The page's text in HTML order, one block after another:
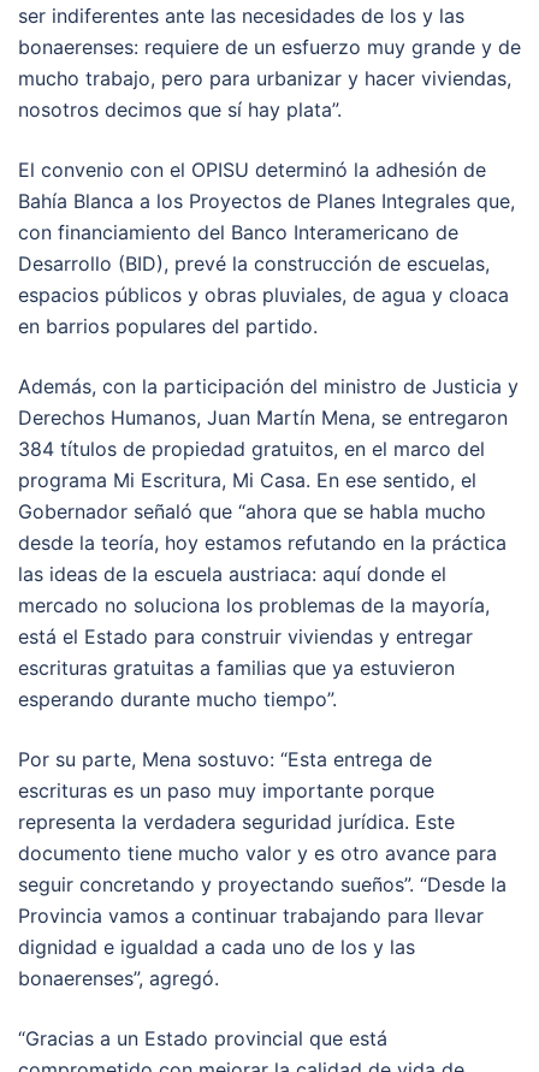
ser indiferentes ante las necesidades de los y las
bonaerenses: requiere de un esfuerzo muy grande y de
mucho trabajo, pero para urbanizar y hacer viviendas,
nosotros decimos que sí hay plata”.
El convenio con el OPISU determinó la adhesión de
Bahía Blanca a los Proyectos de Planes Integrales que,
con financiamiento del Banco Interamericano de
Desarrollo (BID), prevé la construcción de escuelas,
espacios públicos y obras pluviales, de agua y cloaca
en barrios populares del partido.
Además, con la participación del ministro de Justicia y
Derechos Humanos, Juan Martín Mena, se entregaron
384 títulos de propiedad gratuitos, en el marco del
programa Mi Escritura, Mi Casa. En ese sentido, el
Gobernador señaló que “ahora que se habla mucho
desde la teoría, hoy estamos refutando en la práctica
las ideas de la escuela austriaca: aquí donde el
mercado no soluciona los problemas de la mayoría,
está el Estado para construir viviendas y entregar
escrituras gratuitas a familias que ya estuvieron
esperando durante mucho tiempo”.
Por su parte, Mena sostuvo: “Esta entrega de
escrituras es un paso muy importante porque
representa la verdadera seguridad jurídica. Este
documento tiene mucho valor y es otro avance para
seguir concretando y proyectando sueños”. “Desde la
Provincia vamos a continuar trabajando para llevar
dignidad e igualdad a cada uno de los y las
bonaerenses”, agregó.
“Gracias a un Estado provincial que está